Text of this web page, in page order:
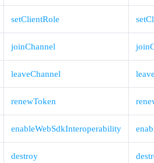
setClientRole
joinChannel
leaveChannel
renewToken
enableWebSdkInteroperability
destroy